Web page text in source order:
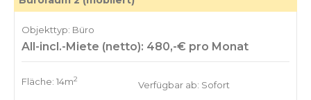
Objekttyp: Büro
All-incl.-Miete (netto): 480,-€ pro Monat
Fläche: 14m2
Verfügbar ab: Sofort